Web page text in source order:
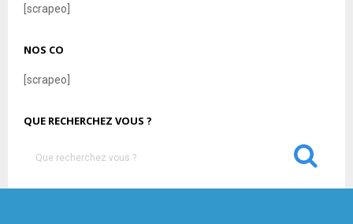
[scrapeo]
NOS CO
[scrapeo]
QUE RECHERCHEZ VOUS ?
S